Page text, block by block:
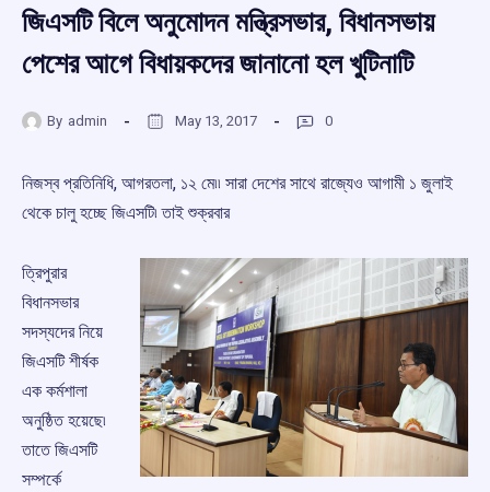
জিএসটি বিলে অনুমোদন মন্ত্রিসভার, বিধানসভায়
পেশের আগে বিধায়কদের জানানো হল খুটিনাটি
By admin May 13, 2017 0
নিজস্ব প্রতিনিধি, আগরতলা, ১২ মে৷৷ সারা দেশের সাথে রাজ্যেও আগামী ১ জুলাই
থেকে চালু হচ্ছে জিএসটি৷ তাই শুক্রবার
ত্রিপুরার
বিধানসভার
সদস্যদের নিয়ে
জিএসটি শীর্ষক
এক কর্মশালা
অনুষ্ঠিত হয়েছে৷
তাতে জিএসটি
সম্পর্কে